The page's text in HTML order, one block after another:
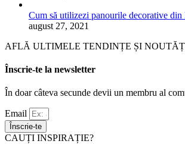
Cum să utilizezi panourile decorative
august 27, 2021
AFLĂ ULTIMELE TENDINȚE ȘI
Înscrie-te la newsletter
În doar câteva secunde devii un membru al
Email
Înscrie-te
CAUȚI INSPIRAȚIE?